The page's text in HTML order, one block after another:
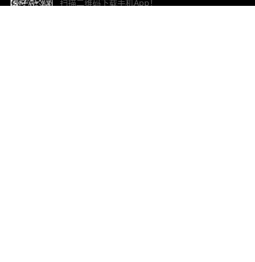
扫描二维码下载手机App！